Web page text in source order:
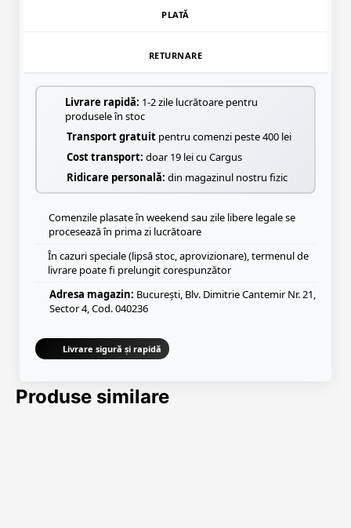
PLATĂ
RETURNARE
Livrare rapidă: 1-2 zile lucrătoare pentru
produsele în stoc
Transport gratuit pentru comenzi peste 400 lei
Cost transport: doar 19 lei cu Cargus
Ridicare personală: din magazinul nostru fizic
Comenzile plasate în weekend sau zile libere legale se
procesează în prima zi lucrătoare
În cazuri speciale (lipsă stoc, aprovizionare), termenul de
livrare poate fi prelungit corespunzător
Adresa magazin: București, Blv. Dimitrie Cantemir Nr. 21,
Sector 4, Cod. 040236
Livrare sigură și rapidă
Produse similare